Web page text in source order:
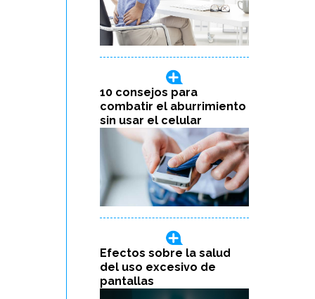
10 consejos para
combatir el aburrimiento
sin usar el celular
Efectos sobre la salud
del uso excesivo de
pantallas